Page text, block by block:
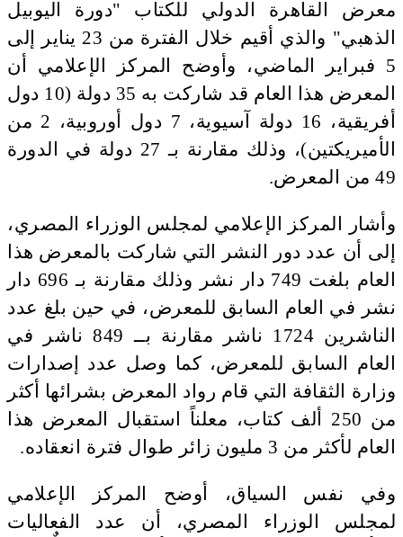
معرض القاهرة الدولي للكتاب "دورة اليوبيل
الذهبي" والذي أقيم خلال الفترة من 23 يناير إلى
5 فبراير الماضي، وأوضح المركز الإعلامي أن
المعرض هذا العام قد شاركت به 35 دولة (10 دول
أفريقية، 16 دولة آسيوية، 7 دول أوروبية، 2 ‏من
الأميريكتين)، وذلك مقارنة بـ 27 دولة في الدورة
49 من المعرض.‏
وأشار المركز الإعلامي لمجلس الوزراء المصري،
إلى أن عدد دور النشر التي شاركت بالمعرض هذا
العام بلغت 749 دار نشر وذلك مقارنة بـ 696 دار
نشر في العام السابق للمعرض، في حين بلغ عدد
الناشرين ‏1724 ناشر مقارنة بــ 849 ناشر في
العام السابق للمعرض، كما وصل عدد إصدارات
وزارة الثقافة التي قام رواد المعرض بشرائها أكثر
من 250 ألف كتاب، معلناً استقبال المعرض هذا
العام لأكثر من 3 مليون زائر طوال فترة انعقاده.
وفي نفس السياق، أوضح المركز الإعلامي
لمجلس الوزراء المصري، أن عدد الفعاليات